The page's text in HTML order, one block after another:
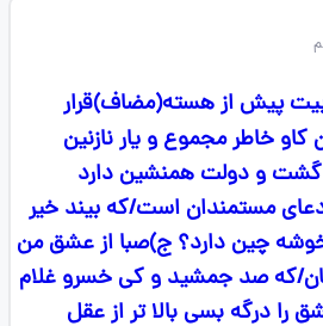
پیش از هسته(مضاف)قرار
خاطر مجموع و یار نازنین
و دولت همنشین دارد
مستمندان است/که بیند خیر
چین دارد؟ ج)صبا از عشق من
که صد جمشید و کی خسرو غلام
را درگه بسی بالا تر از عقل